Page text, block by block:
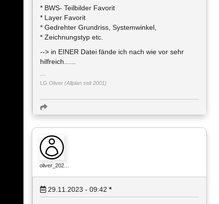
* BWS- Teilbilder Favorit
* Layer Favorit
* Gedrehter Grundriss, Systemwinkel,
* Zeichnungstyp etc.
--> in EINER Datei fände ich nach wie vor sehr
hilfreich......
LG Oliver (Allplan seit 2001)
oliver_202…
29.11.2023 - 09:42 *